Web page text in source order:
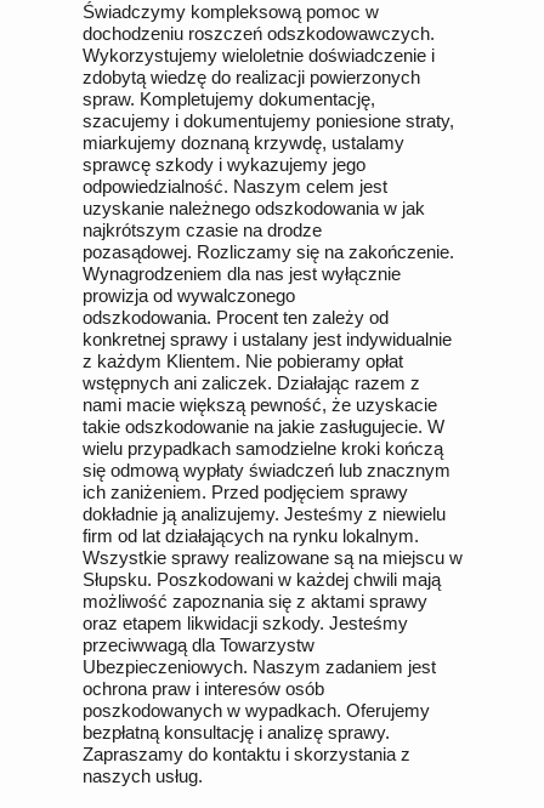
Świadczymy kompleksową pomoc w
dochodzeniu roszczeń odszkodowawczych.
Wykorzystujemy wieloletnie doświadczenie i
zdobytą wiedzę do realizacji powierzonych
spraw. Kompletujemy dokumentację,
szacujemy i dokumentujemy poniesione straty,
miarkujemy doznaną krzywdę, ustalamy
sprawcę szkody i wykazujemy jego
odpowiedzialność. Naszym celem jest
uzyskanie należnego odszkodowania w jak
najkrótszym czasie na drodze
pozasądowej. Rozliczamy się na zakończenie.
Wynagrodzeniem dla nas jest wyłącznie
prowizja od wywalczonego
odszkodowania. Procent ten zależy od
konkretnej sprawy i ustalany jest indywidualnie
z każdym Klientem. Nie pobieramy opłat
wstępnych ani zaliczek. Działając razem z
nami macie większą pewność, że uzyskacie
takie odszkodowanie na jakie zasługujecie. W
wielu przypadkach samodzielne kroki kończą
się odmową wypłaty świadczeń lub znacznym
ich zaniżeniem. Przed podjęciem sprawy
dokładnie ją analizujemy. Jesteśmy z niewielu
firm od lat działających na rynku lokalnym.
Wszystkie sprawy realizowane są na miejscu w
Słupsku. Poszkodowani w każdej chwili mają
możliwość zapoznania się z aktami sprawy
oraz etapem likwidacji szkody. Jesteśmy
przeciwwagą dla Towarzystw
Ubezpieczeniowych. Naszym zadaniem jest
ochrona praw i interesów osób
poszkodowanych w wypadkach. Oferujemy
bezpłatną konsultację i analizę sprawy.
Zapraszamy do kontaktu i skorzystania z
naszych usług.